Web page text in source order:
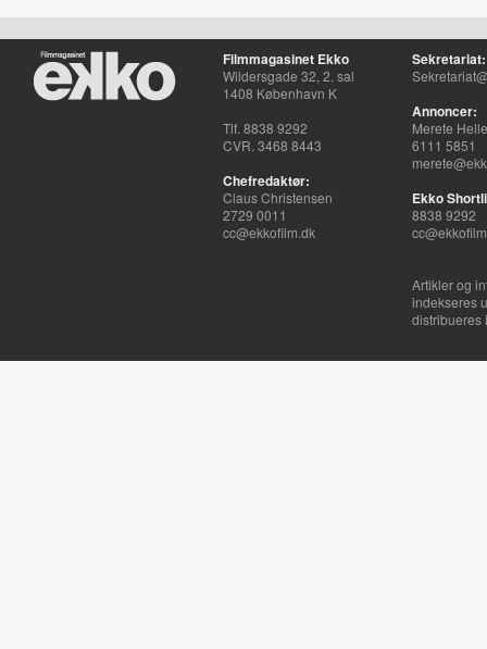
Filmmagasinet Ekko
Wildersgade 32, 2. sal
1408 København K
Tlf. 8838 9292
CVR. 3468 8443
Chefredaktør:
Claus Christensen
2729 0011
cc@ekkofilm.dk
Sekretariat:
Annoncer:
Merete
6111 5851
Ekko
8838 9292
Artikler og
indekseres
distribueres